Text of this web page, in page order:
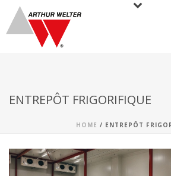
ENTREPÔT FRIGORIFIQUE
HOME / ENTREPÔT